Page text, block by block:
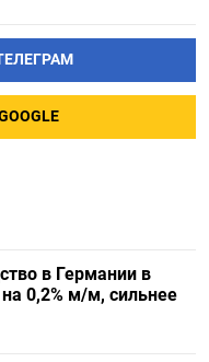
в Германии в
0,2%​​​ м/м, сильнее